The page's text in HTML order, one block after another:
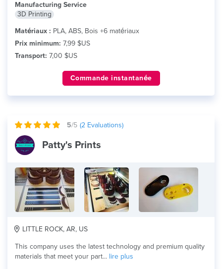
Manufacturing Service
3D Printing
Matériaux : PLA, ABS, Bois +6 matériaux
Prix minimum: 7,99 $US
Transport: 7,00 $US
Commande instantanée
5/5 (2 Evaluations)
Patty's Prints
LITTLE ROCK, AR, US
This company uses the latest technology and premium quality
materials that meet your part... lire plus